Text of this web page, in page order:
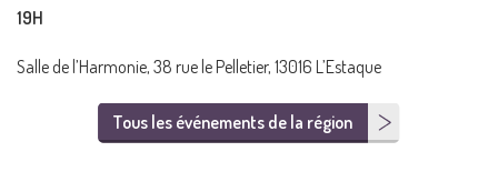
19H
Salle de l’Harmonie, 38 rue le Pelletier, 13016 L’Estaque
Tous les événements de la région